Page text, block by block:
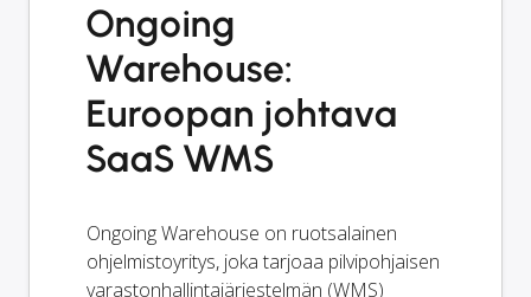
Ongoing
Warehouse:
Euroopan johtava
SaaS WMS
Ongoing Warehouse on ruotsalainen
ohjelmistoyritys, joka tarjoaa pilvipohjaisen
varastonhallintajärjestelmän (WMS)